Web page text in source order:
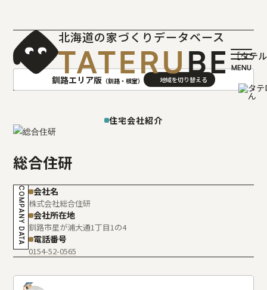
北海道の家づくりデータベース
［タテ
釧路エリア版 （釧路・根室）
函館(渡島･檜山)版
室蘭(胆振･日高)版
釧路(釧路･根室)版
北見(オホーツク)版
住宅会社紹介
総合住研
COMPANY DATA 会社名
株式会社総合住研
会社所在地
釧路市星が浦大通1丁目1の4
電話番号
0154-52-0565